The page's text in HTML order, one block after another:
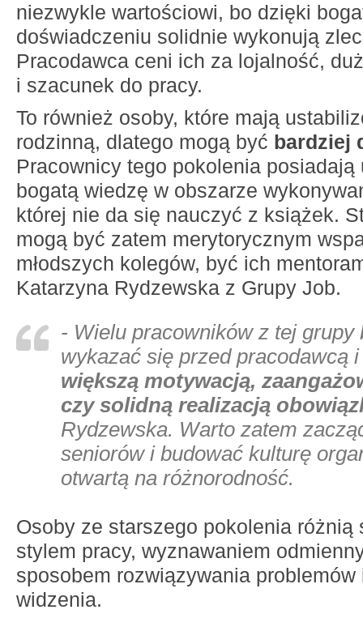
niezwykle wartościowi, bo dzięki
doświadczeniu solidnie wykonują
Pracodawca ceni ich za lojalność,
i szacunek do pracy.
To również osoby, które mają
rodzinną, dlatego mogą być bardziej
Pracownicy tego pokolenia posiadają
bogatą wiedzę w obszarze
której nie da się nauczyć z książek.
mogą być zatem merytorycznym
młodszych kolegów, być ich
Katarzyna Rydzewska z Grupy Job.
- Wielu pracowników z tej grupy
wykazać się przed pracodawcą
większą motywacją,
czy solidną realizacją
Rydzewska. Warto zatem
seniorów i budować kulturę
otwartą na różnorodność.
Osoby ze starszego pokolenia różnią
stylem pracy, wyznawaniem
sposobem rozwiązywania problemów
widzenia.